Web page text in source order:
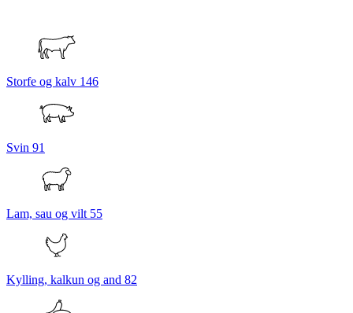
Storfe og kalv 146
Svin 91
Lam, sau og vilt 55
Kylling, kalkun og and 82